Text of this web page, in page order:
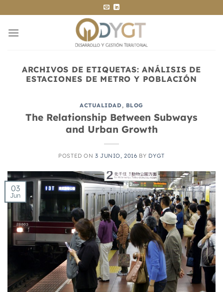
al
contenido
ARCHIVOS DE ETIQUETAS:ANÁLISIS DE
ESTACIONES DE METRO Y POBLACIÓN
ACTUALIDAD, BLOG
The Relationship Between Subways
and Urban Growth
POSTED ON 3 JUNIO, 2016 BY DYGT
03
Jun